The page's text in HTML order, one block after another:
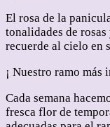
El rosa de la
tonalidades de
recuerde al cielo en
¡ Nuestro ramo más
Cada semana
fresca flor de